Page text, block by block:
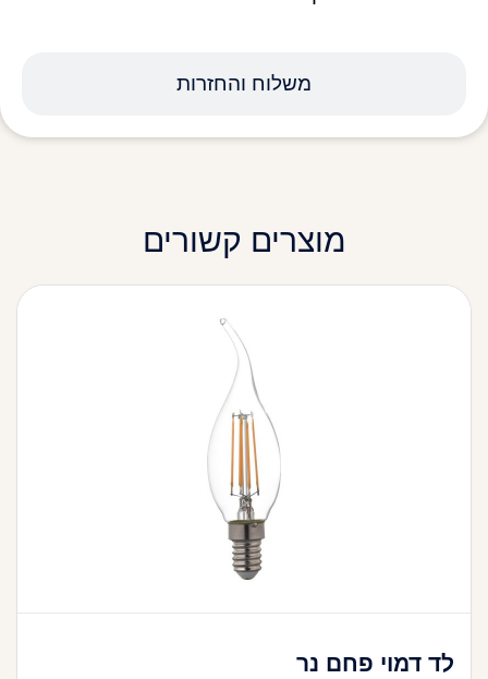
משלוח והחזרות
מוצרים קשורים
לד דמוי פחם נר